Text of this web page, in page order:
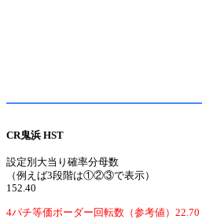
CR鬼浜 HST
設定別大当り確率分母数
（例えば3段階は①②③で表示）
152.40
4パチ等価ボーダー回転数（参考値）22.70